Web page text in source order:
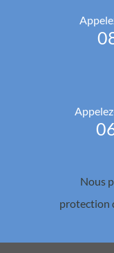
Nous
protection